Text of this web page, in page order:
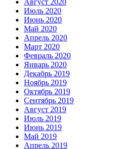
Июль 2020
Июнь 2020
Май 2020
Апрель 2020
Март 2020
Февраль 2020
Январь 2020
Декабрь 2019
Ноябрь 2019
Октябрь 2019
Сентябрь 2019
Август 2019
Июль 2019
Июнь 2019
Май 2019
Апрель 2019